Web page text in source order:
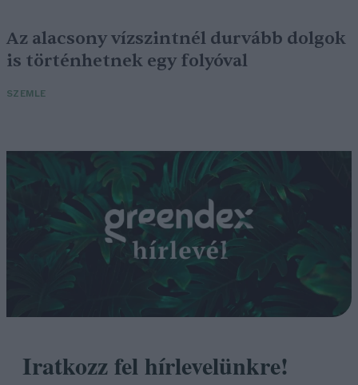
Az alacsony vízszintnél durvább dolgok
is történhetnek egy folyóval
SZEMLE
Iratkozz fel hírlevelünkre!